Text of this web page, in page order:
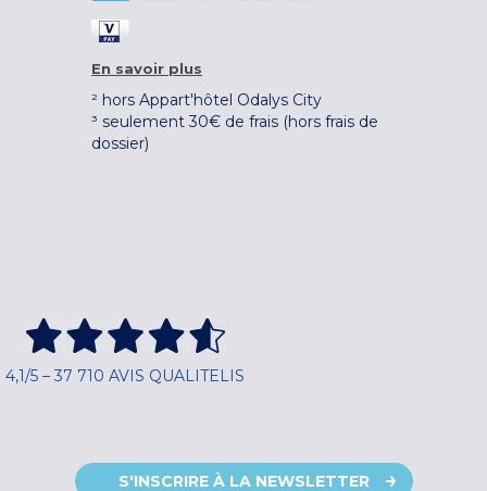
En savoir plus
² hors Appart'hôtel Odalys City
³ seulement 30€ de frais (hors frais de
dossier)
4,1/5 – 37 710 AVIS QUALITELIS
S'INSCRIRE À LA NEWSLETTER